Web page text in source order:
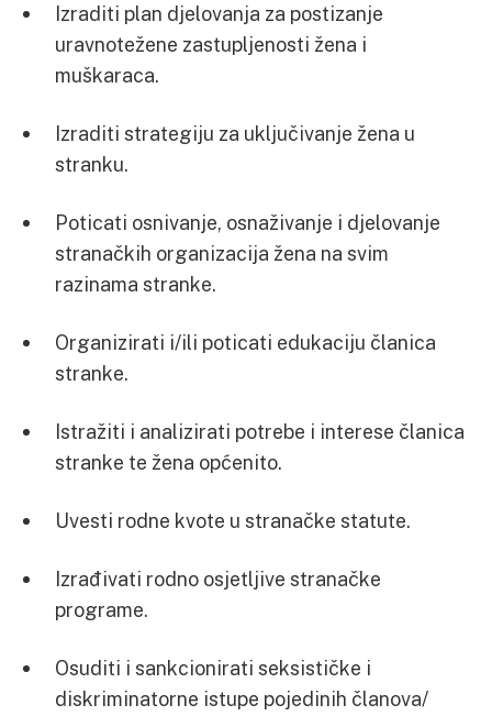
Izraditi plan djelovanja za postizanje
uravnotežene zastupljenosti žena i
muškaraca.
Izraditi strategiju za uključivanje žena u
stranku.
Poticati osnivanje, osnaživanje i djelovanje
stranačkih organizacija žena na svim
razinama stranke.
Organizirati i/ili poticati edukaciju članica
stranke.
Istražiti i analizirati potrebe i interese članica
stranke te žena općenito.
Uvesti rodne kvote u stranačke statute.
Izrađivati rodno osjetljive stranačke
programe.
Osuditi i sankcionirati seksističke i
diskriminatorne istupe pojedinih članova/